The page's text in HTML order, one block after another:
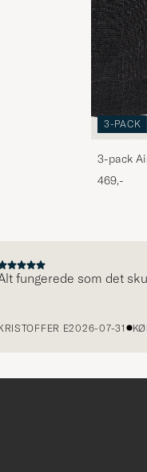
3-PACK
3-pack
469,-
NÆSTE
som det skulle.
E2026-07-31 KØBER